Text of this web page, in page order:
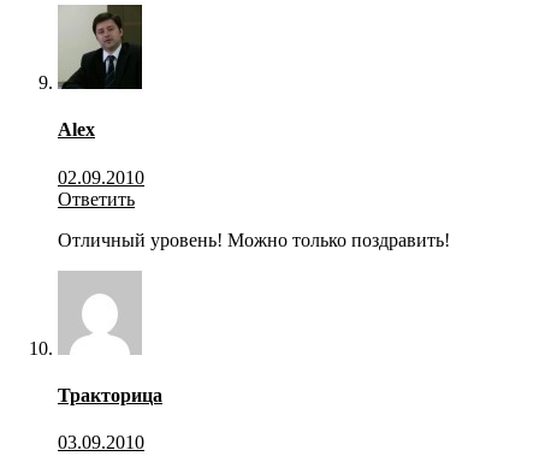
Alex
02.09.2010
Ответить
Отличный уровень! Можно только поздравить!
Тракторица
03.09.2010